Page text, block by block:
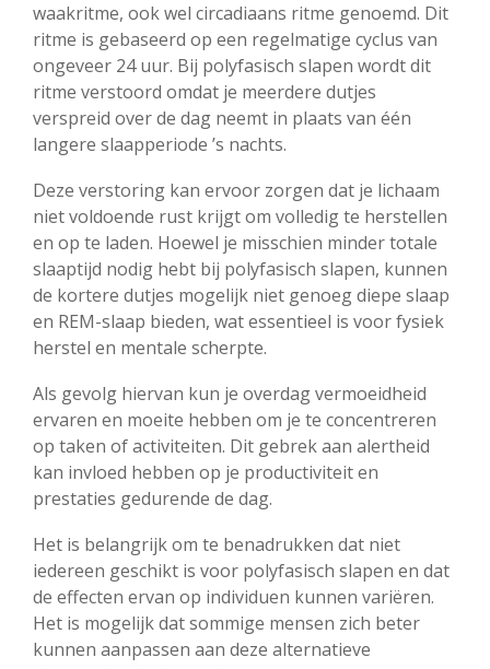
waakritme, ook wel circadiaans ritme genoemd. Dit
ritme is gebaseerd op een regelmatige cyclus van
ongeveer 24 uur. Bij polyfasisch slapen wordt dit
ritme verstoord omdat je meerdere dutjes
verspreid over de dag neemt in plaats van één
langere slaapperiode ’s nachts.
Deze verstoring kan ervoor zorgen dat je lichaam
niet voldoende rust krijgt om volledig te herstellen
en op te laden. Hoewel je misschien minder totale
slaaptijd nodig hebt bij polyfasisch slapen, kunnen
de kortere dutjes mogelijk niet genoeg diepe slaap
en REM-slaap bieden, wat essentieel is voor fysiek
herstel en mentale scherpte.
Als gevolg hiervan kun je overdag vermoeidheid
ervaren en moeite hebben om je te concentreren
op taken of activiteiten. Dit gebrek aan alertheid
kan invloed hebben op je productiviteit en
prestaties gedurende de dag.
Het is belangrijk om te benadrukken dat niet
iedereen geschikt is voor polyfasisch slapen en dat
de effecten ervan op individuen kunnen variëren.
Het is mogelijk dat sommige mensen zich beter
kunnen aanpassen aan deze alternatieve